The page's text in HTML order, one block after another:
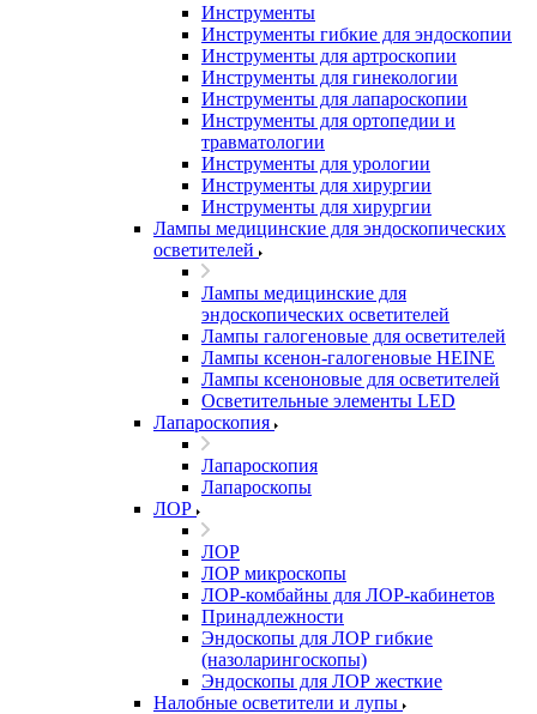
Инструменты
Инструменты гибкие для эндоскопии
Инструменты для артроскопии
Инструменты для гинекологии
Инструменты для лапароскопии
Инструменты для ортопедии и
травматологии
Инструменты для урологии
Инструменты для хирургии
Инструменты для хирургии
Лампы медицинские для эндоскопических
осветителей
Лампы медицинские для
эндоскопических осветителей
Лампы галогеновые для осветителей
Лампы ксенон-галогеновые HEINE
Лампы ксеноновые для осветителей
Осветительные элементы LED
Лапароскопия
Лапароскопия
Лапароскопы
ЛОР
ЛОР
ЛОР микроскопы
ЛОР-комбайны для ЛОР-кабинетов
Принадлежности
Эндоскопы для ЛОР гибкие
(назоларингоскопы)
Эндоскопы для ЛОР жесткие
Налобные осветители и лупы